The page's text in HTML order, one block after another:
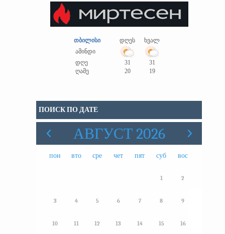
თბილისი დღეს
ხვალ
ამინდი
დღე
31
31
ღამე
20 19
ПОИСК ПО ДАТЕ
АВГУСТ 2026
пон вто сре чет пят суб вос
1 2
3 4 5 6 7 8 9
10 11 12 13 14 15 16